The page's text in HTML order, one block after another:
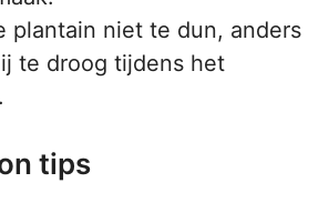
plantain niet te dun, anders
te droog tijdens het
tips